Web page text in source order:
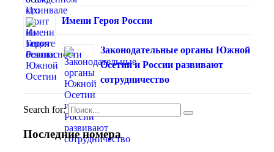
Имени Героя России
Законодательные органы Южной
Осетии и России развивают
сотрудничество
Search for:
Последние номера